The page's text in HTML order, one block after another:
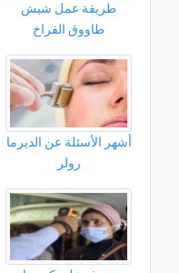
طريقة عمل شيش
طاووق الفراخ
أشهر الأسئلة عن الديرما
رولر